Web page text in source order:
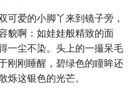
可爱的小脚丫来到镜子旁，
貌啊：如娃娃般精致的面
一尘不染。头上的一撮呆毛
刚刚睡醒，碧绿色的瞳眸还
烁这银色的光芒。